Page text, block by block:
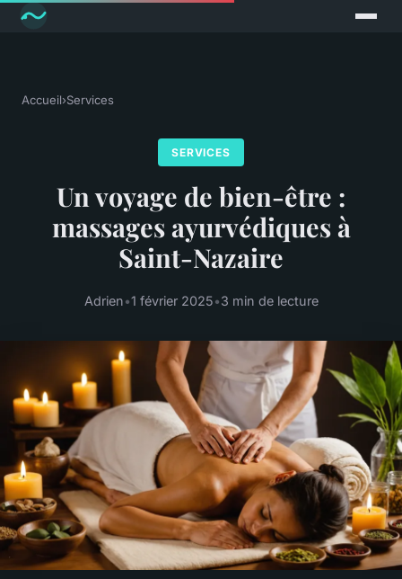
Accueil›Services
SERVICES
Un voyage de bien-être :
massages ayurvédiques à
Saint-Nazaire
Adrien•1 février 2025•3 min de lecture